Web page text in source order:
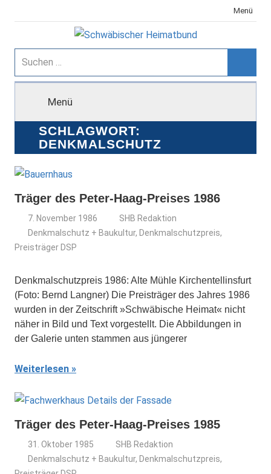
Inhalt
Menü
Schwäbischer
Heimatbund
Suchen
nach:
Menü
SCHLAGWORT:
DENKMALSCHUTZ
Träger des Peter-Haag-Preises 1986
7. November 1986
SHB Redaktion
Denkmalschutz + Baukultur, Denkmalschutzpreis,
Preisträger DSP
Denkmalschutzpreis 1986: Alte Mühle Kirchentellinsfurt
(Foto: Bernd Langner) Die Preisträger des Jahres 1986
wurden in der Zeitschrift »Schwäbische Heimat« nicht
näher in Bild und Text vorgestellt. Die Abbildungen in
der Galerie unten stammen aus jüngerer
Weiterlesen
Träger des Peter-Haag-Preises 1985
31. Oktober 1985
SHB Redaktion
Denkmalschutz + Baukultur, Denkmalschutzpreis,